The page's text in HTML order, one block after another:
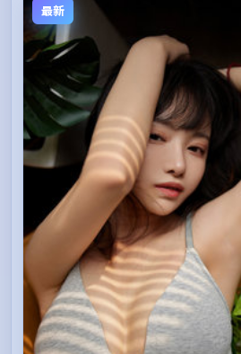
最新